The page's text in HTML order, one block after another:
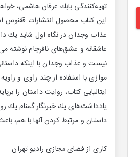
تهیه‌كنندگی بابك عرفان هاشمی،
این كتاب محصول انتشارات ققنوس
عذاب وجدان در نگاه اول شاید یك
عاشقانه و عشق‌های نافرجام نوشته
نیست و عذاب وجدان با اینكه
موازی با استفاده از چند راوی و
ایتالیایی كتاب، روایت داستان را
یادداشت‌های یك خبرنگار گمنام
داستان و مرتبط كردن آنها با هم،
كاری از فضای مجازی رادیو تهران